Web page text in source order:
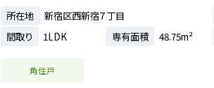
所在地
新宿区西新宿７丁目
間取り
1LDK 専有面積 48.75m²
角住戸